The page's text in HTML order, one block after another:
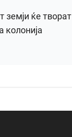
земји ќе творат
колонија